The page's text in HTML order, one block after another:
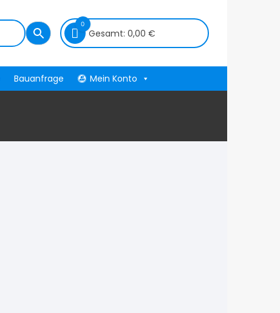
0
Gesamt: 0,00 €
Bauanfrage Mein Konto